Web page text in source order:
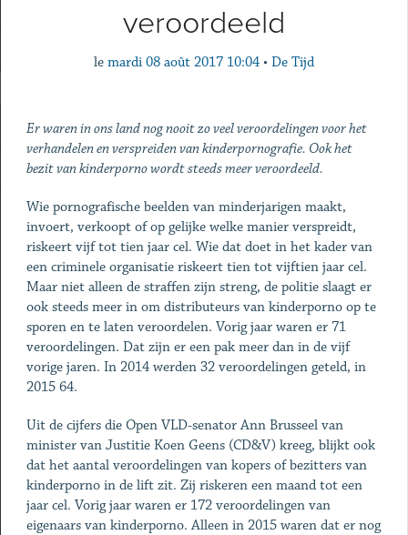
veroordeeld
le mardi 08 août 2017 10:04 • De Tijd
Er waren in ons land nog nooit zo veel veroordelingen voor het
verhandelen en verspreiden van kinderpornografie. Ook het
bezit van kinderporno wordt steeds meer veroordeeld.
Wie pornografische beelden van minderjarigen maakt,
invoert, verkoopt of op gelijke welke manier verspreidt,
riskeert vijf tot tien jaar cel. Wie dat doet in het kader van
een criminele organisatie riskeert tien tot vijftien jaar cel.
Maar niet alleen de straffen zijn streng, de politie slaagt er
ook steeds meer in om distributeurs van kinderporno op te
sporen en te laten veroordelen. Vorig jaar waren er 71
veroordelingen. Dat zijn er een pak meer dan in de vijf
vorige jaren. In 2014 werden 32 veroordelingen geteld, in
2015 64.
Uit de cijfers die Open VLD-senator Ann Brusseel van
minister van Justitie Koen Geens (CD&V) kreeg, blijkt ook
dat het aantal veroordelingen van kopers of bezitters van
kinderporno in de lift zit. Zij riskeren een maand tot een
jaar cel. Vorig jaar waren er 172 veroordelingen van
eigenaars van kinderporno. Alleen in 2015 waren dat er nog